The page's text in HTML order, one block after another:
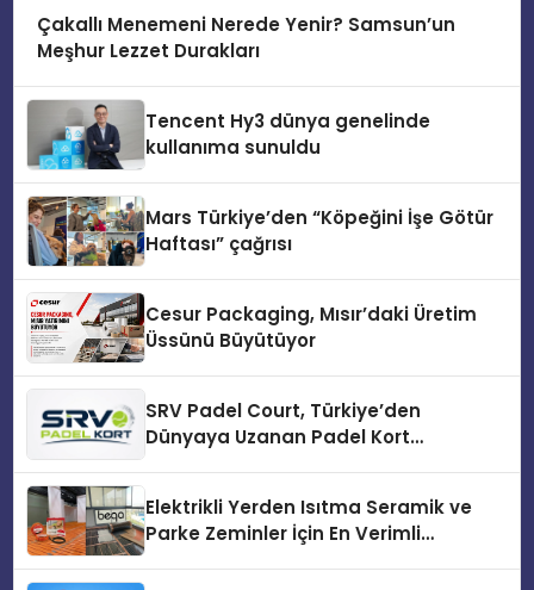
Çakallı Menemeni Nerede Yenir? Samsun’un
Meşhur Lezzet Durakları
Tencent Hy3 dünya genelinde
kullanıma sunuldu
Mars Türkiye’den “Köpeğini İşe Götür
Haftası” çağrısı
Cesur Packaging, Mısır’daki Üretim
Üssünü Büyütüyor
SRV Padel Court, Türkiye’den
Dünyaya Uzanan Padel Kort
Elektrikli Yerden Isıtma Seramik ve
Parke Zeminler İçin En Verimli